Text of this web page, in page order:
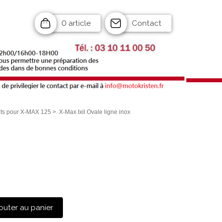
0 article Contact
pour X-MAX 125 > X-Max Ixil Ovale ligne inox
au panier